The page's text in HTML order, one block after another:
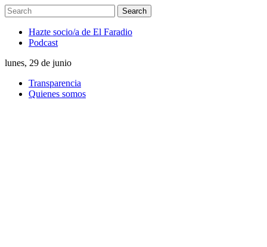
Hazte socio/a de El Faradio
Podcast
lunes, 29 de junio
Transparencia
Quienes somos